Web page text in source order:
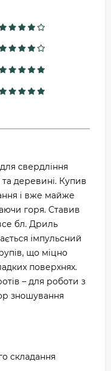
свердління
та деревині. Купив
і вже майже
горя. Ставив
бл. Дриль
імпульсний
що міцно
поверхнях.
– для роботи з
зношування
складання